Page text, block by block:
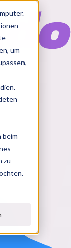
um
beim
zu